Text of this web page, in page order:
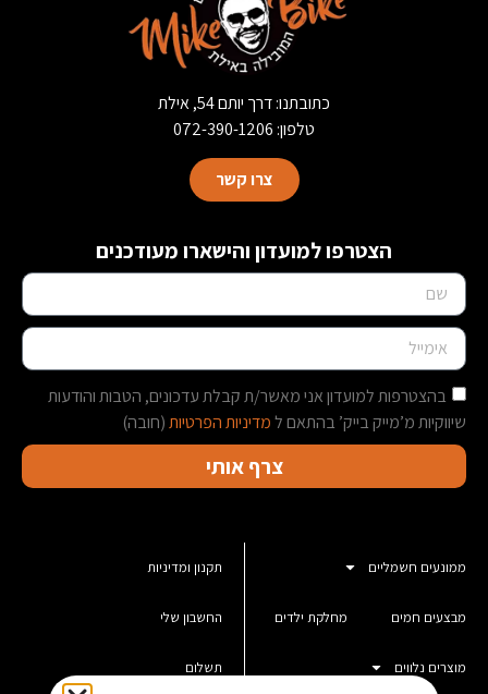
כתובתנו: דרך יותם 54, אילת
טלפון: 072-390-1206
צרו קשר
הצטרפו למועדון והישארו מעודכנים
בהצטרפות למועדון אני מאשר/ת קבלת עדכונים, הטבות והודעות
שיווקיות מ’מייק בייק’ בהתאם למדיניות הפרטיות(חובה)
צרף אותי
ממונעים חשמליים
מבצעים חמים מחלקת ילדים
מוצרים נלווים
תקנון ומדיניות
החשבון שלי
תשלום